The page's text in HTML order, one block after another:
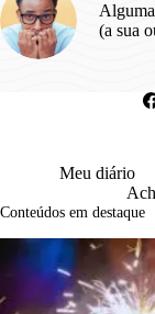
(a sua
Meu diário
Conteúdos em destaque